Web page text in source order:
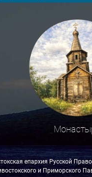
епархия Русской
и Приморского